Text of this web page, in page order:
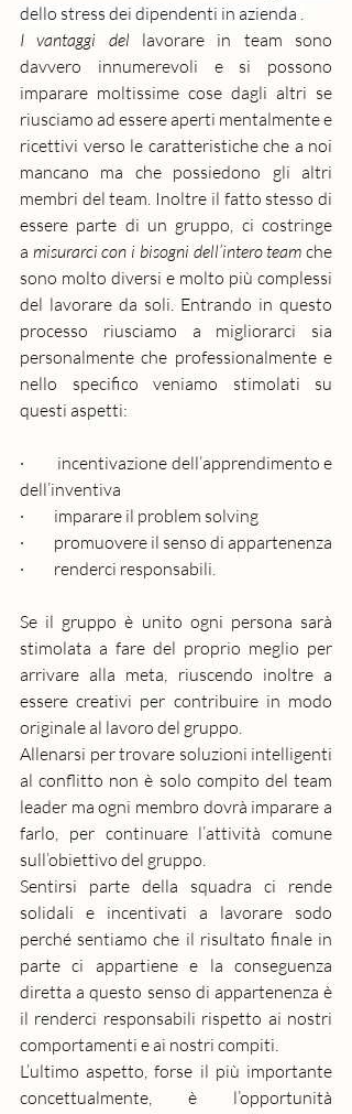
dello stress dei dipendenti in azienda .
I vantaggi del lavorare in team sono
davvero innumerevoli e si possono
imparare moltissime cose dagli altri se
riusciamo ad essere aperti mentalmente e
ricettivi verso le caratteristiche che a noi
mancano ma che possiedono gli altri
membri del team. Inoltre il fatto stesso di
essere parte di un gruppo, ci costringe
a misurarci con i bisogni dell’intero team che
sono molto diversi e molto più complessi
del lavorare da soli. Entrando in questo
processo riusciamo a migliorarci sia
personalmente che professionalmente e
nello specifico veniamo stimolati su
questi aspetti:
·         incentivazione dell’apprendimento e
dell’inventiva
·         imparare il problem solving
·         promuovere il senso di appartenenza
·         renderci responsabili.
Se il gruppo è unito ogni persona sarà
stimolata a fare del proprio meglio per
arrivare alla meta, riuscendo inoltre a
essere creativi per contribuire in modo
originale al lavoro del gruppo.
Allenarsi per trovare soluzioni intelligenti
al conflitto non è solo compito del team
leader ma ogni membro dovrà imparare a
farlo, per continuare l’attività comune
sull’obiettivo del gruppo.
Sentirsi parte della squadra ci rende
solidali e incentivati a lavorare sodo
perché sentiamo che il risultato finale in
parte ci appartiene e la conseguenza
diretta a questo senso di appartenenza è
il renderci responsabili rispetto ai nostri
comportamenti e ai nostri compiti.
L’ultimo aspetto, forse il più importante
concettualmente, è l’opportunità